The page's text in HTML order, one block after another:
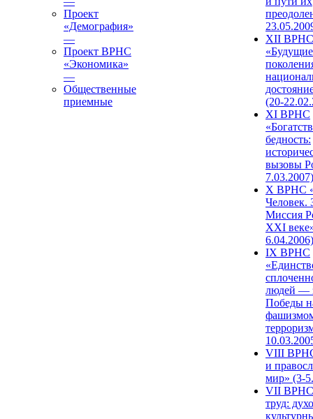
Проект
«Демография»
—
Проект ВРНС
«Экономика»
—
Общественные
приемные
XII ВРНС
«Будущие
(20-
XI ВРНС
бедность:
вызовы
7.03.2007)
X ВРНС
Человек.
Миссия
XXI
6.04.2006)
IX ВРНС
людей —
Победы
VIII
и
мир» (3-
VII ВРНС
труд: